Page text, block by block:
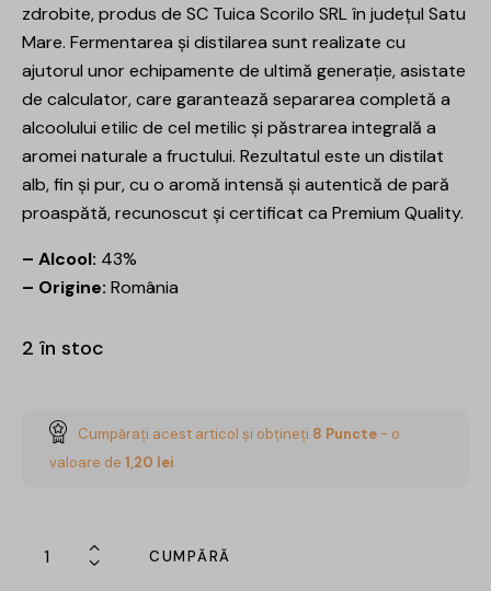
zdrobite, produs de SC Tuica Scorilo SRL în județul Satu
Mare. Fermentarea și distilarea sunt realizate cu
ajutorul unor echipamente de ultimă generație, asistate
de calculator, care garantează separarea completă a
alcoolului etilic de cel metilic și păstrarea integrală a
aromei naturale a fructului. Rezultatul este un distilat
alb, fin și pur, cu o aromă intensă și autentică de pară
proaspătă, recunoscut și certificat ca Premium Quality.
– Alcool: 43%
– Origine: România
2 în stoc
Cumpărați acest articol și obțineți 8 Puncte - o
valoare de 1,20 lei
CUMPĂRĂ